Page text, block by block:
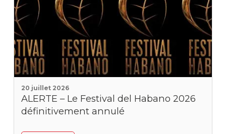
20 juillet 2026
ALERTE – Le Festival del Habano 2026
définitivement annulé